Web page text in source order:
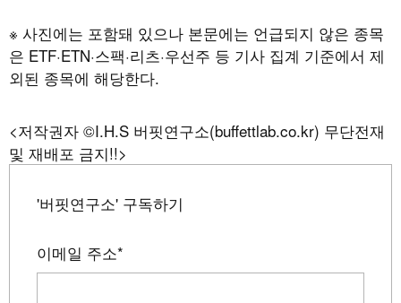
※ 사진에는 포함돼 있으나 본문에는 언급되지 않은 종목
은 ETF·ETN·스팩·리츠·우선주 등 기사 집계 기준에서 제
외된 종목에 해당한다.
<저작권자 ©I.H.S 버핏연구소(buffettlab.co.kr) 무단전재
및 재배포 금지!!>
'버핏연구소' 구독하기
이메일 주소*